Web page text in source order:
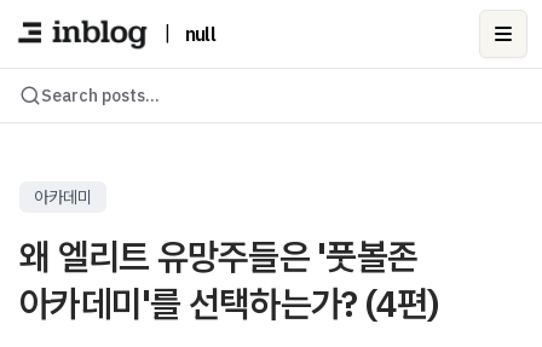
null
Search posts...
아카데미
왜 엘리트 유망주들은 '풋볼존
아카데미'를 선택하는가? (4편)